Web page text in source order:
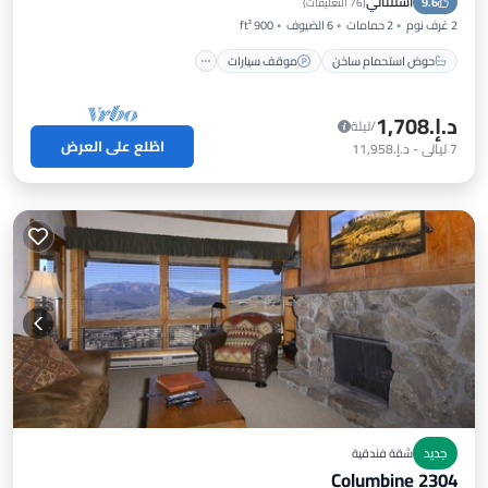
2 غرف نوم 2 حمامات 6 الضيوف
900 ft²
حوض استحمام ساخن
موقف سيارات
د.إ.‏1,708
/ليلة
7ليالي- د.إ.‏11,958 اطّلع على العرض
جديد شقة فندقية
Columbine 2304